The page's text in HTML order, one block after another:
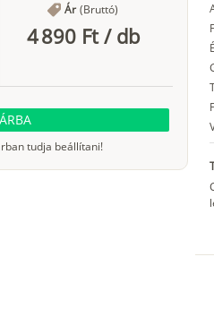
Ár (Bruttó)
4 890 Ft/ db
tudja beállítani!